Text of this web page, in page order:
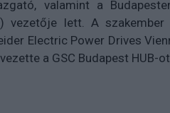
valamint a
vezetője lett. A
Electric Power Drives
a GSC Budapest HUB-